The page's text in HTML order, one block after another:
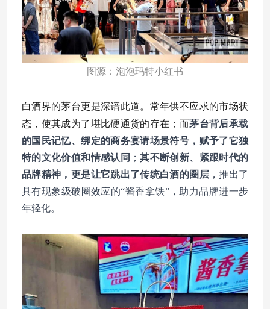
图源：泡泡玛特小红书
白酒界的茅台更是深谙此道。常年供不应求的市场状
态，使其成为了堪比硬通货的存在；而茅台背后承载
的国民记忆、绑定的商务宴请场景符号，赋予了它独
特的文化价值和情感认同 ； 其不断创新、紧跟时代的
品牌精神，更是让它跳出了传统白酒的圈层，推出了
具有现象级破圈效应的“酱香拿铁”，助力品牌进一步
年轻化。